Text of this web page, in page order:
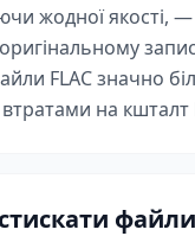
жодної якості,
FLAC значно
на кшталт
файли